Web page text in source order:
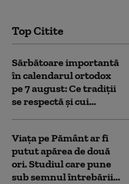
Top Citite
Sărbătoare importantă
în calendarul ortodox
pe 7 august: Ce tradiții
se respectă și cui...
Viața pe Pământ ar fi
putut apărea de două
ori. Studiul care pune
sub semnul întrebării...